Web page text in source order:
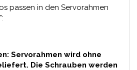
passen in den Servorahmen
Servorahmen wird ohne
Die Schrauben werden